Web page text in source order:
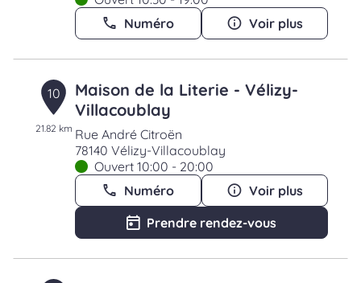
Numéro
Voir plus
10
21.82 km
Maison de la Literie - Vélizy-
Villacoublay
Rue André Citroën
78140 Vélizy-Villacoublay
Ouvert 10:00 - 20:00
Numéro
Voir plus
Prendre rendez-vous